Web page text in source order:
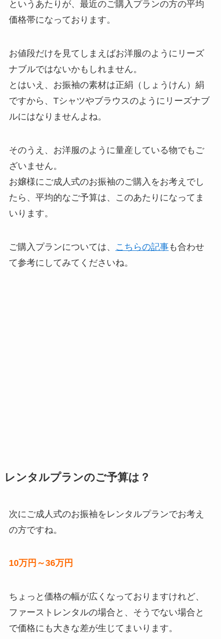
というあたりが、最近のご購入プランの方の平均
価格帯になっております。
お値段だけを見てしまえばお洋服のようにリーズ
ナブルではないかもしれません。
とはいえ、お振袖の素材は正絹（しょうけん）絹
ですから、Tシャツやブラウスのようにリーズナブ
ルにはなりませんよね。
そのうえ、お洋服のように量産している物でもご
ざいません。
お嬢様にご成人式のお振袖のご購入をお考えでし
たら、平均的なご予算は、このあたりになってま
いります。
ご購入プランについては、 こちらの記事も合わせ
て参考にしてみてくださいね。
レンタルプランのご予算は？
次にご成人式のお振袖をレンタルプランでお考え
の方ですね。
10万円～36万円
ちょっと価格の幅が広くなっておりますけれど、
ファーストレンタルの場合と、そうでない場合と
で価格にも大きな差が生じてまいります。